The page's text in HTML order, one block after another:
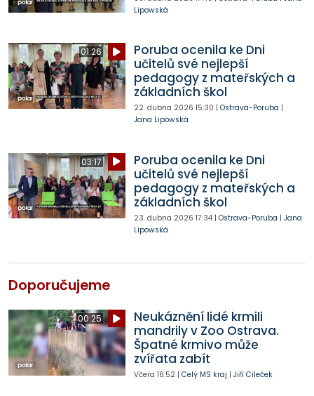
Lipowská
01:26
Poruba ocenila ke Dni
učitelů své nejlepší
pedagogy z mateřských a
základních škol
22. dubna 2026 15:30 | Ostrava-Poruba |
Jana Lipowská
03:17
Poruba ocenila ke Dni
učitelů své nejlepší
pedagogy z mateřských a
základních škol
23. dubna 2026 17:34| Ostrava-Poruba | Jana
Lipowská
Doporučujeme
00:25
Neukáznění lidé krmili
mandrily v Zoo Ostrava.
Špatné krmivo může
zvířata zabít
Včera 16:52| Celý MS kraj | Jiří Cileček